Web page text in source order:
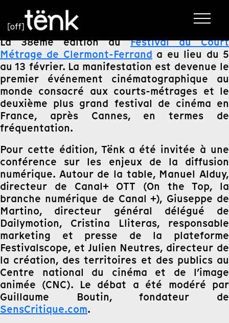
La 38ème édition duFestival du Court
Métrage de Clermont-Ferrand a eu lieu du 5
au 13 février. La manifestation est devenue le
premier événement cinématographique au
monde consacré aux courts-métrages et le
deuxième plus grand festival de cinéma en
France, après Cannes, en termes de
fréquentation.
Pour cette édition, Tënk a été invitée à une
conférence sur les enjeux de la diffusion
numérique. Autour de la table, Manuel Alduy,
directeur de Canal+ OTT (On the Top, la
branche numérique de Canal +), Giuseppe de
Martino, directeur général délégué de
Dailymotion, Cristina Lliteras, responsable
marketing et presse de la plateforme
Festivalscope, et Julien Neutres, directeur de
la création, des territoires et des publics au
Centre national du cinéma et de l’image
animée (CNC). Le débat a été modéré par
Guillaume Boutin, fondateur de
SensCritique.com.